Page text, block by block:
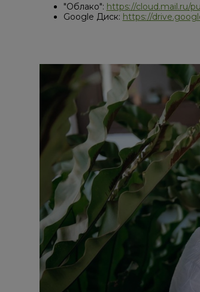
"Облако": https://cloud.mail.ru/
Google Диск: https://